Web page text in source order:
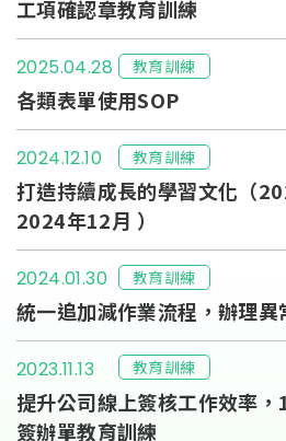
工項確認章教育訓練
2025.04.28 教育訓練
各類表單使用SOP
2024.12.10 教育訓練
打造持續成長的學習文化（
2024年12月 ）
2024.01.30 教育訓練
統一追加減作業流程，辦理異
2023.11.13 教育訓練
提升公司線上簽核工作效率
簽辦單教育訓練